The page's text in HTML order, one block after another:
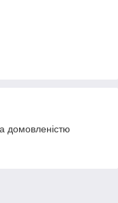
домовленістю